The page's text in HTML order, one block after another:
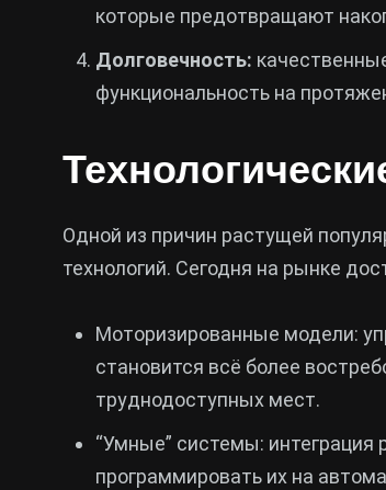
которые предотвращают
Долговечность:
функциональность на
Одной из причин растущей
технологий. Сегодня на рынке
Моторизированные модели:
становится всё более
труднодоступных мест.
“Умные” системы: интеграция
программировать их на